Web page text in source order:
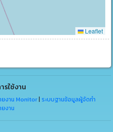
Leaflet
รใช้งาน
ยงาน Monitor| ระบบฐานข้อมูลผู้จัดทำ
ยงาน